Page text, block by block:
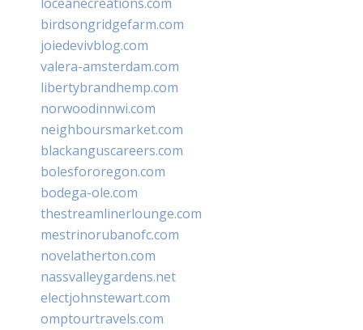
birdsongridgefarm.com
joiedevivblog.com
valera-amsterdam.com
libertybrandhemp.com
norwoodinnwi.com
neighboursmarket.com
blackanguscareers.com
bolesfororegon.com
bodega-ole.com
thestreamlinerlounge.com
mestrinorubanofc.com
novelatherton.com
nassvalleygardens.net
electjohnstewart.com
omptourtravels.com